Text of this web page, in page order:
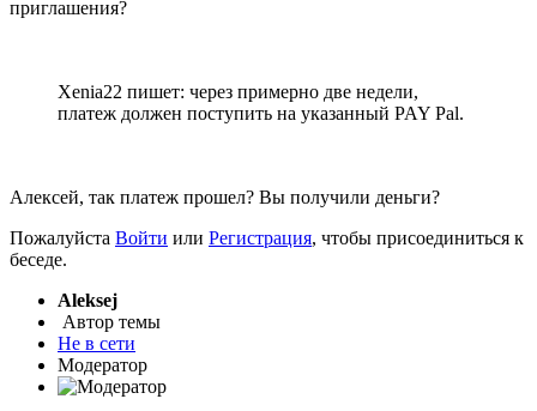
приглашения?
Xenia22 пишет: через примерно две недели,
платеж должен поступить на указанный PAY Pal.
Алексей, так платеж прошел? Вы получили деньги?
Пожалуйста Войти или Регистрация, чтобы присоединиться к
беседе.
Aleksej
Автор темы
Не в сети
Модератор